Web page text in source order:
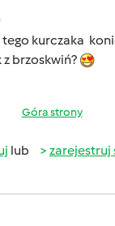
kurczaka
brzoskwiń?
Góra strony
lub zarejestruj